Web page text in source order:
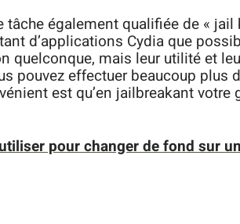
tâche également qualifiée de « jail
d’applications Cydia que
quelconque, mais leur utilité et
pouvez effectuer beaucoup plus
est qu’en jailbreakant votre
pour changer de fond sur